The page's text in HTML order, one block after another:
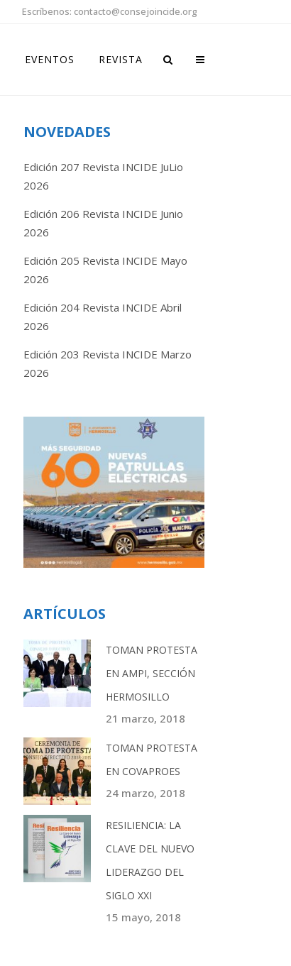
Escríbenos: contacto@consejoincide.org
EVENTOS REVISTA
NOVEDADES
Edición 207 Revista INCIDE JuLio
2026
Edición 206 Revista INCIDE Junio
2026
Edición 205 Revista INCIDE Mayo
2026
Edición 204 Revista INCIDE Abril
2026
Edición 203 Revista INCIDE Marzo
2026
ARTÍCULOS
TOMAN PROTESTA
EN AMPI, SECCIÓN
HERMOSILLO
21 marzo, 2018
TOMAN PROTESTA
EN COVAPROES
24 marzo, 2018
RESILIENCIA: LA
CLAVE DEL NUEVO
LIDERAZGO DEL
SIGLO XXI
15 mayo, 2018